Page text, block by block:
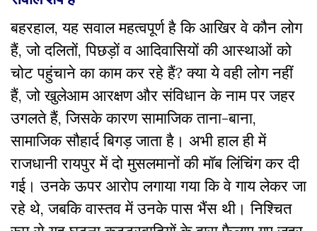
बहरहाल, यह सवाल महत्वपूर्ण है कि आखिर वे कौन लोग
हैं, जो दलितों, पिछड़ों व आदिवासियों की आस्थाओं को
चोट पहुंचाने का काम कर रहे हैं? क्या ये वही लोग नहीं
हैं, जो खुलेआम आरक्षण और संविधान के नाम पर जहर
उगलते हैं, जिसके कारण सामाजिक ताना-बाना,
सामाजिक सौहार्द बिगड़ जाता है। अभी हाल ही में
राजधानी रायपुर में दो मुसलमानों की मॉब लिंचिंग कर दी
गई। उनके ऊपर आरोप लगाया गया कि वे गाय लेकर जा
रहे थे, जबकि वास्तव में उनके पास भैंस थी। निश्चित